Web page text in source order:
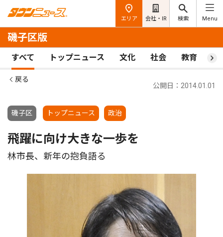
エリア 会社・IR 検索 Menu
磯子区版
すべて トップニュース 文化 社会 教育 ス
戻る
磯子区 トップニュース 政治
公開日：2014.01.01
飛躍に向け大きな一歩を
林市長、新年の抱負語る